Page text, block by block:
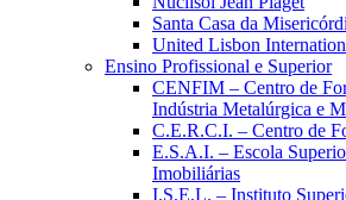
Santa Casa da
United Lisbon
Ensino Profissional e Superior
CENFIM – Centro de
Indústria Metalúrgica e
C.E.R.C.I. – Centro de
E.S.A.I. – Escola
Imobiliárias
I.S.E.L. – Instituto